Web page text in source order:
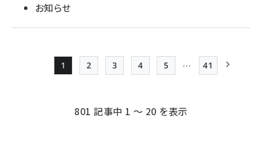
お知らせ
ジ
Page
1
Page
2
Page
3
Page
4
Page
5 …
最終ページ
41
801 記事中 1 ～ 20 を表示